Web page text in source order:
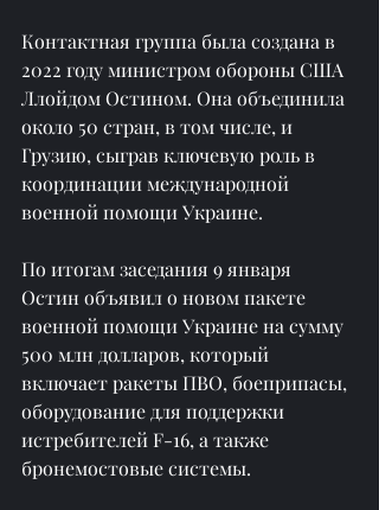
Контактная группа была создана в
2022 году министром обороны США
Ллойдом Остином. Она объединила
около 50 стран, в том числе, и
Грузию, сыграв ключевую роль в
координации международной
военной помощи Украине.
По итогам заседания 9 января
Остин объявил о новом пакете
военной помощи Украине на сумму
500 млн долларов, который
включает ракеты ПВО, боеприпасы,
оборудование для поддержки
истребителей F-16, а также
бронемостовые системы.